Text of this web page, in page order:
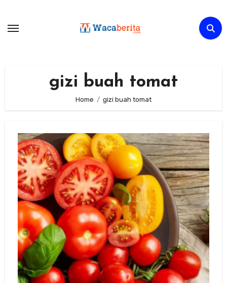
content
gizi buah tomat
Home gizi buah tomat